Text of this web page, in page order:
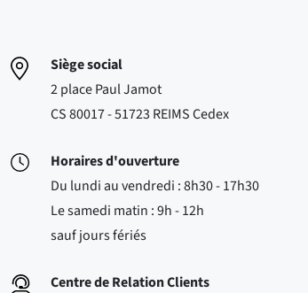
Siège social
2 place Paul Jamot
CS 80017 - 51723 REIMS Cedex
Horaires d'ouverture
Du lundi au vendredi : 8h30 - 17h30
Le samedi matin : 9h - 12h
sauf jours fériés
Centre de Relation Clients